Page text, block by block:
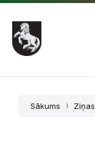
Pāriet
saturu
Skip
main
navigation
Skip
footer
Sākums Ziņas